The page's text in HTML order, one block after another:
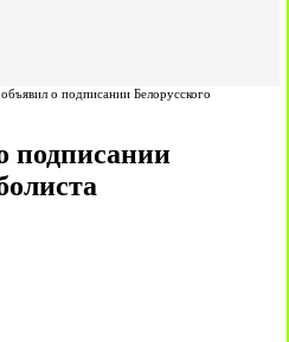
о подписании Белорусского
подписании